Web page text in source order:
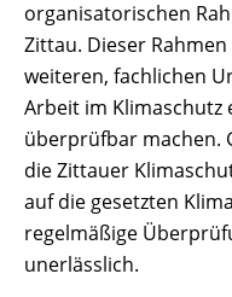
organisatorischen
Zittau. Dieser
weiteren, fachlichen
Arbeit im
überprüfbar machen.
die Zittauer
auf die gesetzten
regelmäßige
unerlässlich.